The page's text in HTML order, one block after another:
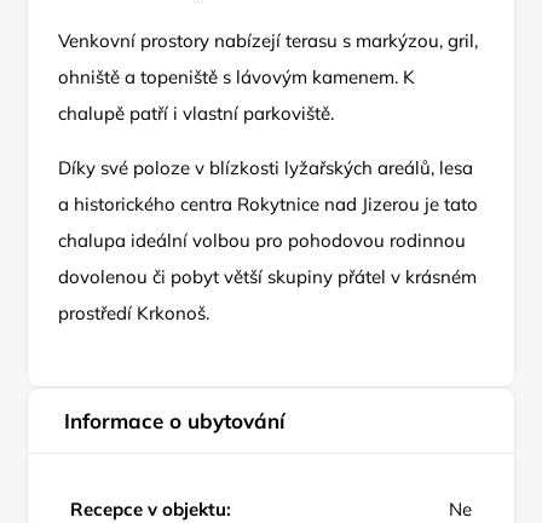
Venkovní prostory nabízejí terasu s markýzou, gril,
ohniště a topeniště s lávovým kamenem. K
chalupě patří i vlastní parkoviště.
Díky své poloze v blízkosti lyžařských areálů, lesa
a historického centra Rokytnice nad Jizerou je tato
chalupa ideální volbou pro pohodovou rodinnou
dovolenou či pobyt větší skupiny přátel v krásném
prostředí Krkonoš.
Informace o ubytování
Recepce v objektu: Ne